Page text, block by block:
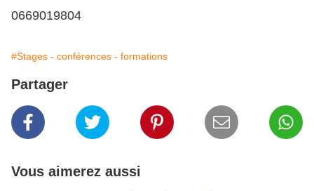
0669019804
#Stages - conférences - formations
Partager
Vous aimerez aussi